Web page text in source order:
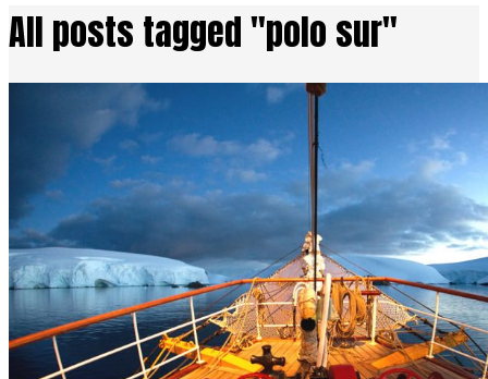
All posts tagged "polo sur"